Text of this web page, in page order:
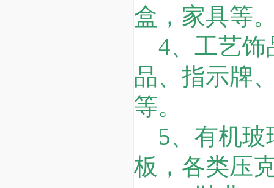
盒，家具等
4、工艺饰
品、指示牌
等。
5、有机玻
板，各类压